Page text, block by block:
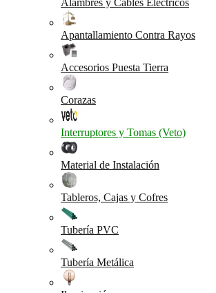
Alambres y Cables Eléctricos
Apantallamiento Contra Rayos
Accesorios Puesta Tierra
Corazas
Interruptores y Tomas (Veto)
Material de Instalación
Tableros, Cajas y Cofres
Tubería PVC
Tubería Metálica